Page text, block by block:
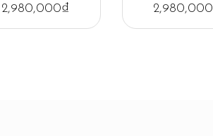
2,980,000₫
2,980,000